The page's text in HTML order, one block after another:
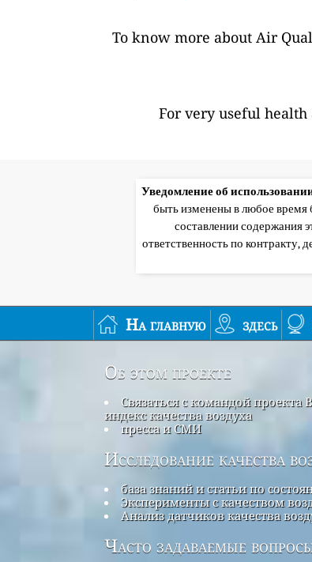
To know more about Air
For very useful health
Уведомление об
быть изменены в любое время
составлении содержания
ответственность по
На главную здесь
Об этом проекте
Связаться с командой проекта
индекс качества воздуха
пресса и СМИ
Исследование качества
база знаний и статьи по
Эксперименты с качеством
Анализ датчиков качества
Часто задаваемые